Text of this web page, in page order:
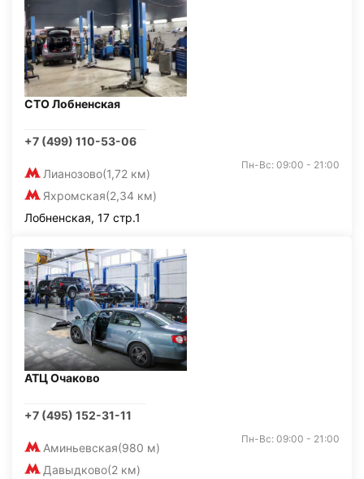
СТО Лобненская
+7 (499) 110-53-06
Лианозово(1,72 км)
Яхромская(2,34 км)
Пн-Вс: 09:00 - 21:00
Лобненская, 17 стр.1
АТЦ Очаково
+7 (495) 152-31-11
Аминьевская(980 м)
Давыдково(2 км)
Пн-Вс: 09:00 - 21:00